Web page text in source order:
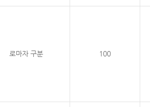
로마자 구분 100